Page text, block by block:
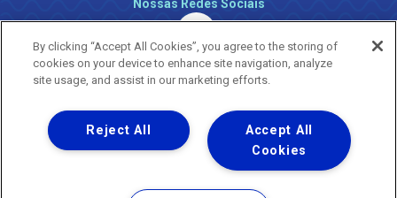
Nossas Redes Sociais
Uma empresa
Copyright ® 2026 - Todos os Direitos Reservados.
Nossa natureza movimenta a vida
By clicking “Accept All Cookies”, you agree to the storing of
cookies on your device to enhance site navigation, analyze
site usage, and assist in our marketing efforts.
Accept All
Cookies
Reject All